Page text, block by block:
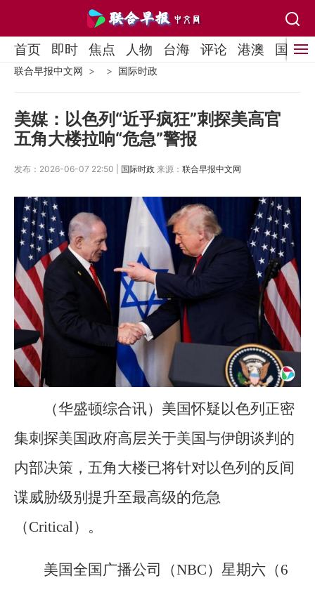
首页 即时 焦点 人物 台海 评论 港澳 国际
联合早报中文网 国际时政
美媒：以色列“近乎疯狂”刺探美高官
五角大楼拉响“危急”警报
发布：2026-06-07 22:50 | 国际时政 来源： 联合早报中文网
（华盛顿综合讯）美国怀疑以色列正密
集刺探美国政府高层关于美国与伊朗谈判的
内部决策，五角大楼已将针对以色列的反间
谍威胁级别提升至最高级的危急
（Critical）。
美国全国广播公司（NBC）星期六（6